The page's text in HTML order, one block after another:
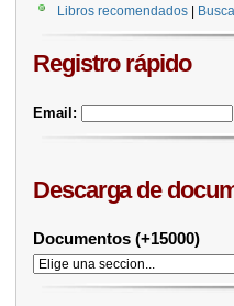
Libros recomendados
Registro rápido
Email:
Descarga de
Documentos (+15000)